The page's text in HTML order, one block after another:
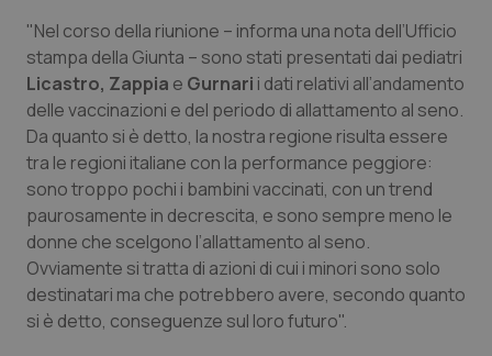
Campania
Emilia-Romagna
Friuli Venezia Giulia
Lazio
Liguria
Lombardia
Car-T
Colesterolo & coronaropatie
Dermatite Atopica
Diabete & glucometri
Disturbi dell’umore
Dolore
"Nel corso della riunione – informa una nota dell’Ufficio
stampa della Giunta – sono stati presentati dai pediatri
Licastro, Zappia e Gurnari i dati relativi all’andamento
delle vaccinazioni e del periodo di allattamento al seno.
Da quanto si è detto, la nostra regione risulta essere
tra le regioni italiane con la performance peggiore:
sono troppo pochi i bambini vaccinati, con un trend
paurosamente in decrescita, e sono sempre meno le
donne che scelgono l’allattamento al seno.
Ovviamente si tratta di azioni di cui i minori sono solo
destinatari ma che potrebbero avere, secondo quanto
si è detto, conseguenze sul loro futuro".